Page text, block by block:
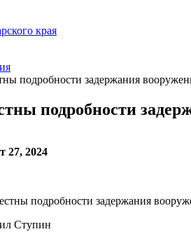
края
подробности задержания
подробности
27, 2024
Ступин